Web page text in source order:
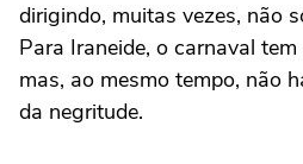
dirigindo, muitas vezes, não
Para Iraneide, o carnaval
mas, ao mesmo tempo, não
da negritude.